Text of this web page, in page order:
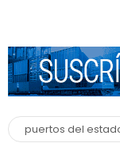
puertos del